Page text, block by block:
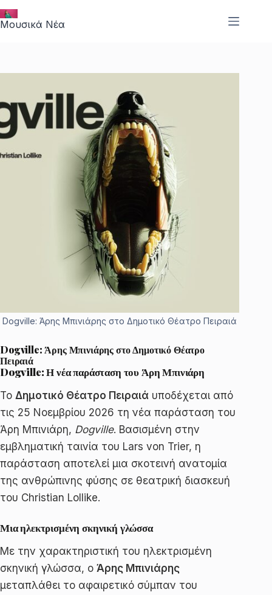
στο
περιεχόμενο
Μουσικά Νέα
Dogville: Άρης Μπινιάρης στο Δημοτικό Θέατρο Πειραιά
Dogville: Άρης Μπινιάρης στο Δημοτικό Θέατρο
Πειραιά
Dogville: Η νέα παράσταση του Άρη Μπινιάρη
Το Δημοτικό Θέατρο Πειραιά υποδέχεται από
τις 25 Νοεμβρίου 2026 τη νέα παράσταση του
Άρη Μπινιάρη, Dogville. Βασισμένη στην
εμβληματική ταινία του Lars von Trier, η
παράσταση αποτελεί μια σκοτεινή ανατομία
της ανθρώπινης φύσης σε θεατρική διασκευή
του Christian Lollike.
Μια ηλεκτρισμένη σκηνική γλώσσα
Με την χαρακτηριστική του ηλεκτρισμένη
σκηνική γλώσσα, ο Άρης Μπινιάρης
μεταπλάθει το αφαιρετικό σύμπαν του